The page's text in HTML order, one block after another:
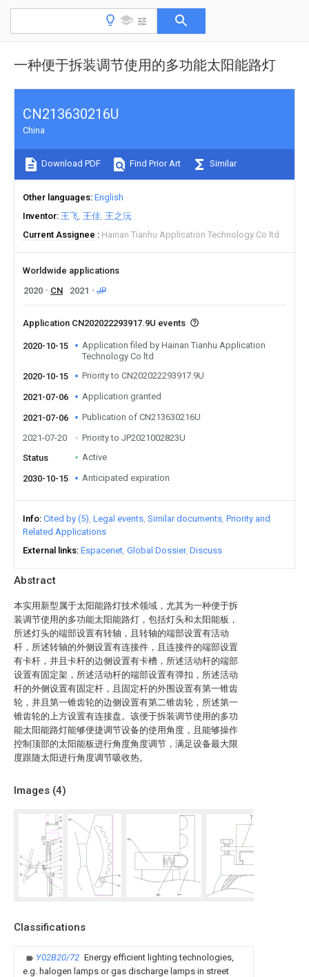
一种便于拆装调节使用的多功能太阳能路灯
Abstract
本实用新型属于太阳能路灯技术领域，尤其为一种便于拆
装调节使用的多功能太阳能路灯，包括灯头和太阳能板，
所述灯头的端部设置有转轴，且转轴的端部设置有活动
杆，所述转轴的外侧设置有连接件，且连接件的端部设置
有卡杆，并且卡杆的边侧设置有卡槽，所述活动杆的端部
设置有固定架，所述活动杆的端部设置有弹扣，所述活动
杆的外侧设置有固定杆，且固定杆的外围设置有第一锥齿
轮，并且第一锥齿轮的边侧设置有第二锥齿轮，所述第一
锥齿轮的上方设置有连接盘。该便于拆装调节使用的多功
能太阳能路灯能够便捷调节设备的使用角度，且能够操作
控制顶部的太阳能板进行角度角度调节，满足设备最大限
度跟随太阳进行角度调节吸收热。
Images (4)
Classifications
Y02B20/72 Energy efficient lighting technologies,
e.g. halogen lamps or gas discharge lamps in street
CN213630216U
China
Download PDF Find Prior Art Similar
Other languages English
Inventor 王飞 王佳 王之沅
Current Assignee
Hainan Tianhu Application Technology Co ltd
Worldwide applications
2020
CN 2021 JP
Application CN202022293917.9U events
2020-10-15
Application filed by Hainan Tianhu Application
Technology Co ltd
2020-10-15
Priority to CN202022293917.9U
2021-07-06 Application granted
2021-07-06
Publication of CN213630216U
2021-07-20
Priority to JP2021002823U
Status
Active
2030-10-15 Anticipated expiration
Info Cited by (5) Legal events Similar documents Priority and
Related Applications
External links Espacenet Global Dossier Discuss